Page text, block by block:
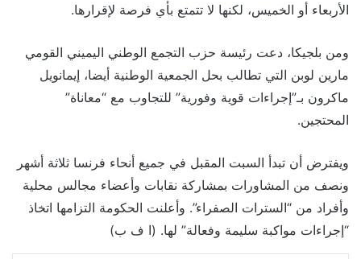
الأربعاء أو الخميس، لكنها لا تتمتع بأي فرصة لإقرارها.
ومن بلجيكا، دعت رئيسة حزب التجمع الوطني اليميني القومي
مارين لوبن التي تطالب بحل الجمعية الوطنية أيضا، إيمانويل
ماكرون بـ”إجراءات قوية وفورية” للتجاوب مع “معاناة”
المحتجين.
ويفترض أن تبدأ السبت المقبل في جميع أنحاء فرنسا ثلاثة أشهر
ونصف من المشاورات بمشاركة نقابات وأعضاء مجالس محلية
وأفراد من “السترات الصفراء”. وأعلنت الحكومة التزامها اتخاذ
“إجراءات مواكبة سليمة وفعالة” لها. (ا ف ب)